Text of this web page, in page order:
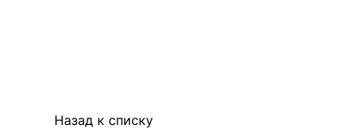
Назад к списку